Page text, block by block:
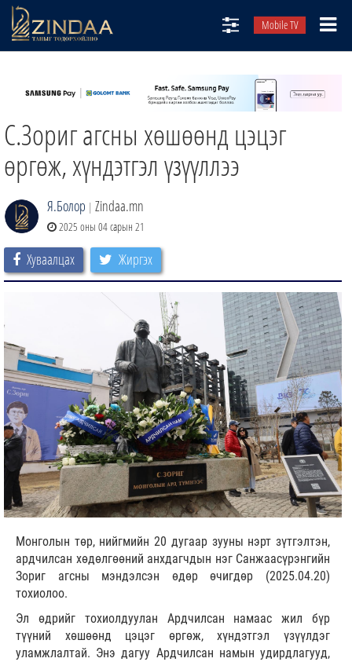
Mobile TV
ТВ8
ӨГЛӨӨНИЙ СОНИН
АУДИО ЗОХИОЛ
ЗИНДАА СЭТГҮҮЛ
С.Зориг агсны хөшөөнд цэцэг
өргөж, хүндэтгэл үзүүллээ
Я.Болор | Zindaa.mn
2025 оны 04 сарын 21
Хуваалцах Жиргэх
Монголын төр, нийгмийн 20 дугаар зууны нэрт зүтгэлтэн,
ардчилсан хөдөлгөөний анхдагчдын нэг Санжаасүрэнгийн
Зориг агсны мэндэлсэн өдөр өчигдөр (2025.04.20)
тохиолоо.
Эл өдрийг тохиолдуулан Ардчилсан намаас жил бүр
түүний хөшөөнд цэцэг өргөж, хүндэтгэл үзүүлдэг
уламжлалтай. Энэ дагуу Ардчилсан намын удирдлагууд,